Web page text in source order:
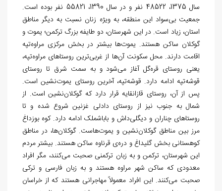
سال 1375، 48522 نفر و در سال 1390، 55821 نفر بوده است.
جمعیت بی‌سواد این منطقه، به ویژه زنان نسبت به دیگر مناطق
استان، زیاد است. در این شهرستان، دو طایفه بزرگ ترکمن‌؛ يموت و
گوكلان ساکن هستند. یموت‌ها بیشتر در بخش مرکزی مراوه‌تپه
اقامت دارند. محل سکونت آن‌ها از غربی‌ترین روستاهای مراوه‌تپه،
یعنی روستای قره‌گل آغاز می‌شود و به سمت شرق تا روستای
قوشه‌تپه ادامه دارد. قوشه‌تپه، آخرین روستای یموت‌نشین است.
پس از آن، روستای قازانقایه قرار دارد که گوکلان‌نشین است. از
شمال به جنوب نیز از روستای دادلی غزنین شروع شده و تا
روستاهای چناران و دیگلی‌داش و باباشملک ادامه دارد. کوه بوزداغ
مرز بین مناطق گوکلان‌نشین و یموت‌هاست. گوکلان‌ها، در مناطق
کوهستانی بخش گلیداغ و دره‌ی قرناوه ساکن هستند. بيشتر مردم
این شهرستان، ترکمن و به زبان ترکمنی صحبت می‌کنند، مگر افراد
معدودی که ساکن شهر مراوه هستند و به زبان فارسی و ترکی
صحبت می‌کنند. این افراد معمولاً مهاجرانی هستند که از خراسان